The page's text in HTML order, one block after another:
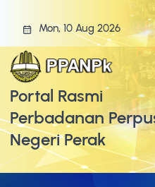
Mon, 10 Aug 2026
Portal Rasmi
Perbadanan
Negeri Perak